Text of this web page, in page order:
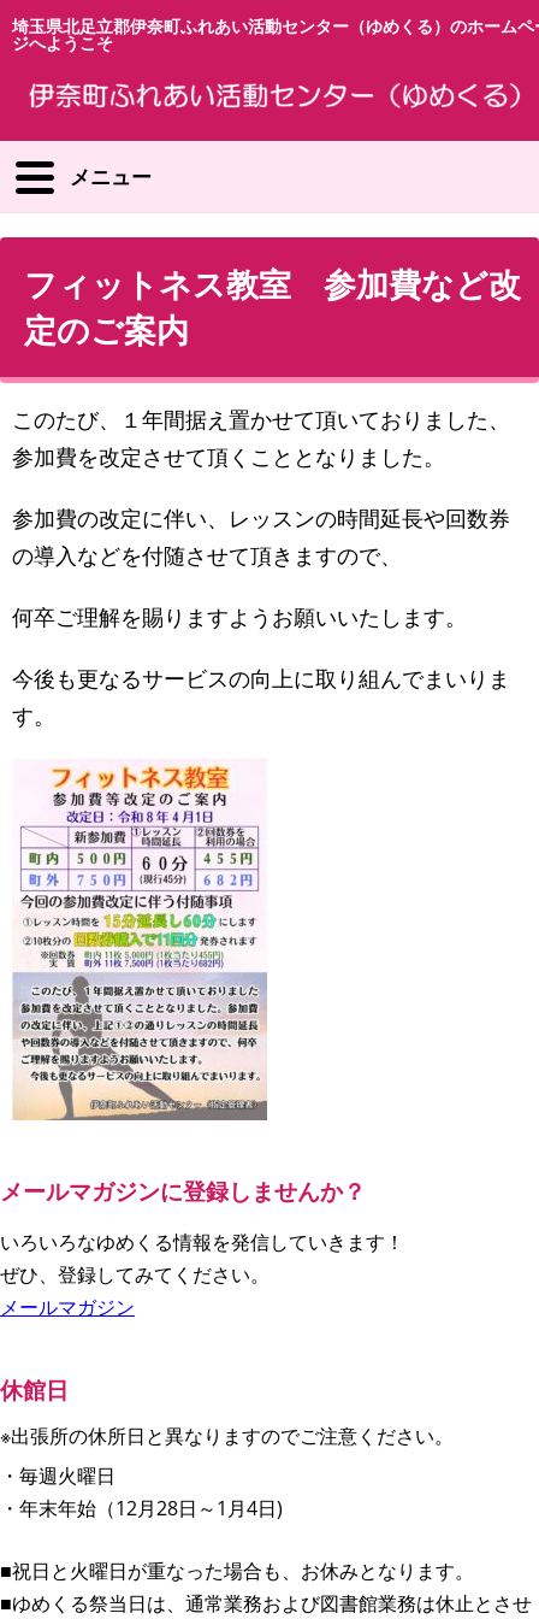
埼玉県北足立郡伊奈町ふれあい活動センター（ゆめくる）のホームペ
ジへようこそ
メニュー
フィットネス教室 参加費など改
定のご案内
このたび、１年間据え置かせて頂いておりました、
参加費を改定させて頂くこととなりました。
参加費の改定に伴い、レッスンの時間延長や回数券
の導入などを付随させて頂きますので、
何卒ご理解を賜りますようお願いいたします。
今後も更なるサービスの向上に取り組んでまいりま
す。
メールマガジンに登録しませんか？
いろいろなゆめくる情報を発信していきます！
ぜひ、登録してみてください。
メールマガジン
休館日
※出張所の休所日と異なりますのでご注意ください。
・毎週火曜日
・年末年始（12月28日～1月4日)
■祝日と火曜日が重なった場合も、お休みとなります。
■ゆめくる祭当日は、通常業務および図書館業務は休止とさせ